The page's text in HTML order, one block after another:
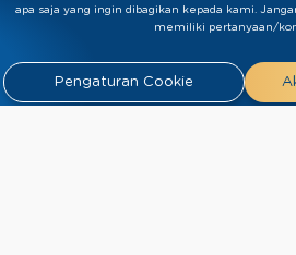
Kebijakan Privasi Syarat &
Tentang Kami
apa saja yang ingin dibagikan kepada kami.​
memiliki pertanyaan/
Pengaturan Cookie